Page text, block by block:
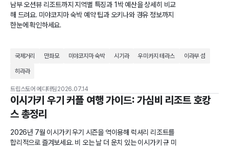
남부 오션뷰 리조트까지 지역별 특징과 1박 예산을 상세히 비교
해 드려요. 미야코지마 숙박 예약 팁과 오키나와 경유 정보까지
한눈에 확인하세요.
국제거리 만좌모 미야코지마 숙박 시기라 우미카지 테라스 이라부 섬
히라라
트립스토어 에디터팀 2026.07.14
이시가키 우기 커플 여행 가이드: 가심비 리조트 호캉
스 총정리
2026년 7월 이시가키 우기 시즌을 역이용해 럭셔리 리조트를
합리적으로 즐겨보세요. 비 오는 날 더 운치 있는 이시가키 규 미